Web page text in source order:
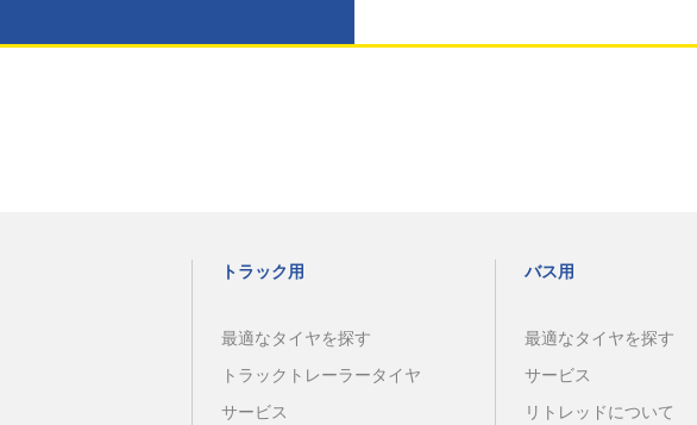
トラック用
最適なタイヤを探す
トラックトレーラータイヤ
サービス
バス用
最適なタイヤを探す
サービス
リトレッドについて